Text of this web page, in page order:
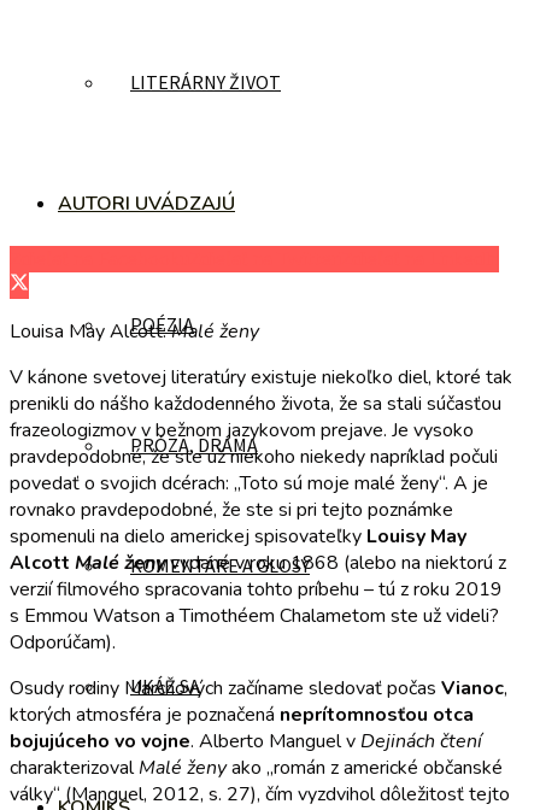
LITERÁRNY ŽIVOT
AUTORI UVÁDZAJÚ
POÉZIA
PRÓZA, DRÁMA
KOMENTÁRE A GLOSY
UKÁŽ SA
Louisa May Alcott:Malé ženy
V kánone svetovej literatúry existuje niekoľko diel, ktoré tak
prenikli do nášho každodenného života, že sa stali súčasťou
frazeologizmov v bežnom jazykovom prejave. Je vysoko
pravdepodobné, že ste už niekoho niekedy napríklad počuli
povedať o svojich dcérach: „Toto sú moje malé ženy“. A je
rovnako pravdepodobné, že ste si pri tejto poznámke
spomenuli na dielo americkej spisovateľky Louisy May
Alcott Malé ženyvydané v roku 1868 (alebo na niektorú z
verzií filmového spracovania tohto príbehu – tú z roku 2019
s Emmou Watson a Timothéem Chalametom ste už videli?
Odporúčam).
Osudy rodiny Marchových začíname sledovať počas Vianoc,
ktorých atmosféra je poznačená neprítomnosťou otca
bojujúceho vo vojne. Alberto Manguel v Dejinách čtení
charakterizovalMalé ženyako „román z americké občanské
války“ (Manguel, 2012, s. 27), čím vyzdvihol dôležitosť tejto